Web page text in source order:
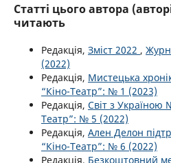
Статті цього автора
читають
Редакція, Зміст 2022 ,
(2022)
Редакція, Мистецька
“Кіно-Театр”: № 1 (2023)
Редакція, Світ з Україною
Театр”: № 5 (2022)
Редакція, Ален Делон
“Кіно-Театр”: № 6 (2022)
Редакція, Безкоштовний